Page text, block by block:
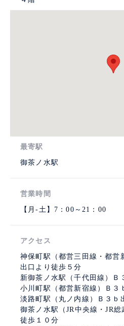
最寄駅
御茶ノ水駅
営業時間
【月-土】7：00～21：00
アクセス
神保町駅（都営三田線・都営
出口より徒歩５分
新御茶ノ水駅（千代田線）Ｂ
小川町駅（都営新宿線）Ｂ３
淡路町駅（丸ノ内線）Ｂ３ｂ
御茶ノ水駅（JR中央線・JR
徒歩１０分